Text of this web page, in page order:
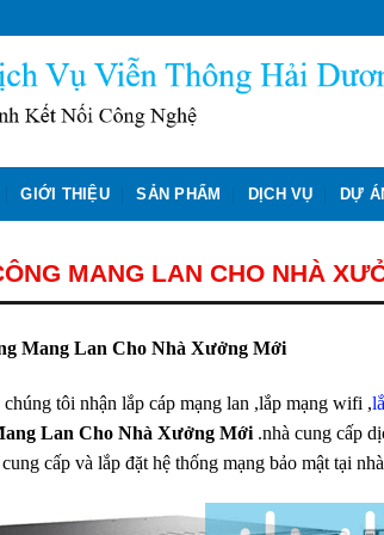
GIỚI THIỆU SẢN PHẨM DỊCH VỤ DỰ
MANG LAN CHO NHÀ
Mang Lan Cho Nhà Xưởng Mới
tôi nhận lắp cáp mạng lan ,lắp mạng wifi ,
Lan Cho Nhà Xưởng Mới .nhà cung cấp
cấp và lắp đặt hệ thống mạng bảo mật tại